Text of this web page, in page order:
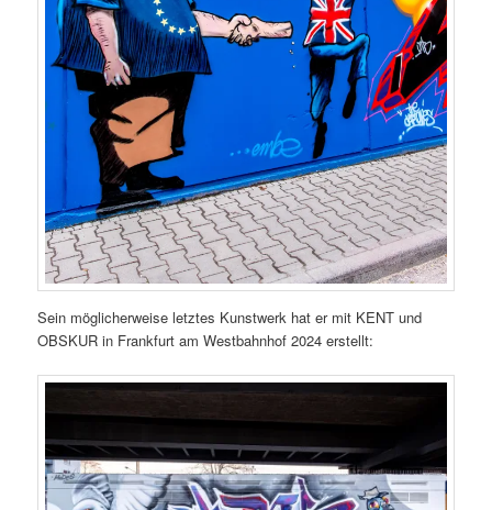
Sein möglicherweise letztes Kunstwerk hat er mit KENT und
OBSKUR in Frankfurt am Westbahnhof 2024 erstellt: